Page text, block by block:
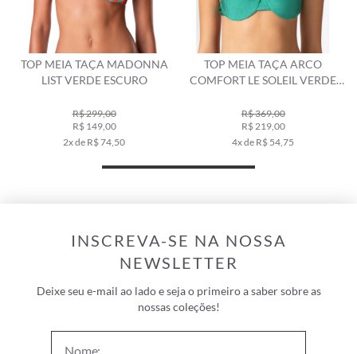
TOP MEIA TAÇA MADONNA
LIST VERDE ESCURO
R$ 299,00
R$ 149,00
2x de R$ 74,50
TOP MEIA TAÇA ARCO
COMFORT LE SOLEIL VERDE
R$ 369,00
R$ 219,00
4x de R$ 54,75
INSCREVA-SE NA NOSSA
NEWSLETTER
Deixe seu e-mail ao lado e seja o primeiro a saber sobre as
nossas coleções!